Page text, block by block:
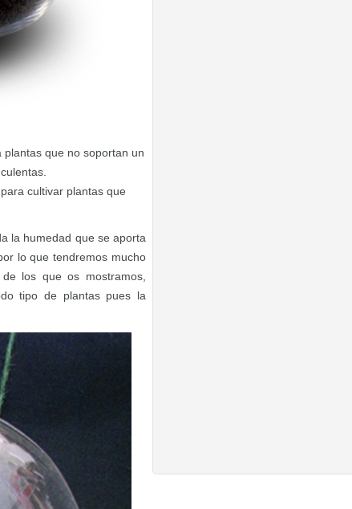
plantas que no soportan un
cultivar plantas que
la humedad que se aporta
lo que tendremos mucho
los que os mostramos,
tipo de plantas pues la